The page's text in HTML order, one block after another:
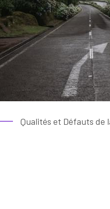
Qualités et Défauts de